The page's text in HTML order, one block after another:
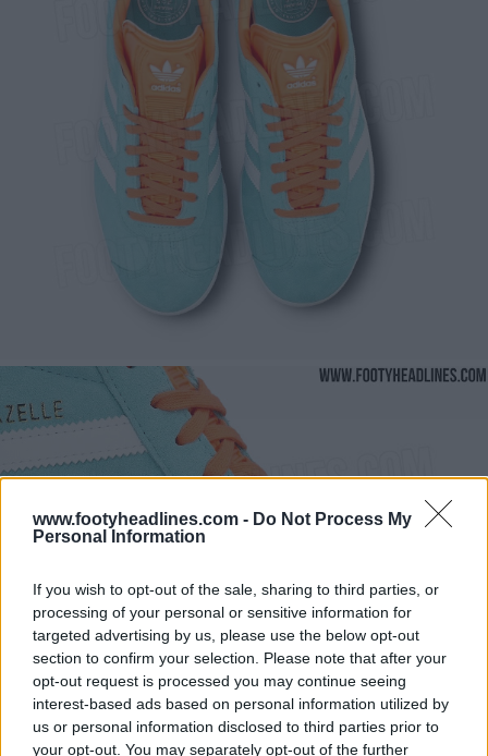
www.footyheadlines.com - Do Not Process My
Personal Information
If you wish to opt-out of the sale, sharing to third parties, or
processing of your personal or sensitive information for
targeted advertising by us, please use the below opt-out
section to confirm your selection. Please note that after your
opt-out request is processed you may continue seeing
interest-based ads based on personal information utilized by
us or personal information disclosed to third parties prior to
your opt-out. You may separately opt-out of the further